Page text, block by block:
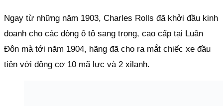
Ngay từ những năm 1903, Charles Rolls đã khởi đầu kinh
doanh cho các dòng ô tô sang trọng, cao cấp tại Luân
Đôn mà tới năm 1904, hãng đã cho ra mắt chiếc xe đầu
tiên với động cơ 10 mã lực và 2 xilanh.